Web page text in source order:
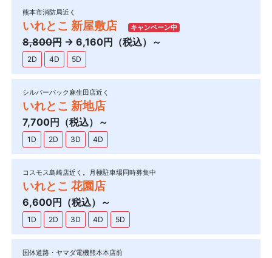
熊本市消防局近く
いれとこ 新屋敷店 キャンペーン中
8,800円→ 6,160円（税込）～
2D 4D 5D
シルバーバック麻生田店近く
いれとこ 新地店
7,700円（税込）～
1D 2D 3D 4D
コスモス島崎店近く。月極駐車場同時募集中
いれとこ 花園店
6,600円（税込）～
1D 2D 3D 4D 5D
国体道路・ヤマダ電機熊本本店前